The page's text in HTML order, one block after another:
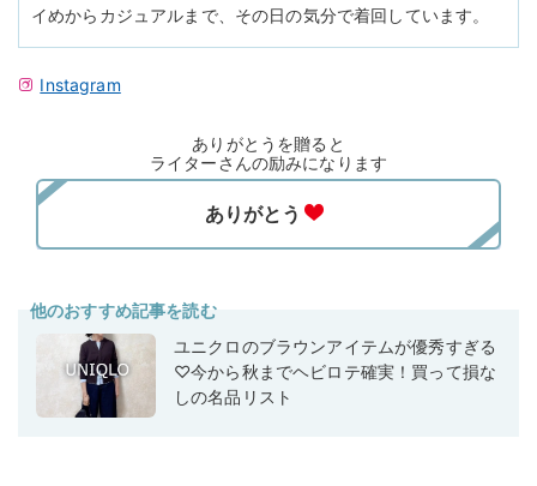
イめからカジュアルまで、その日の気分で着回しています。
Instagram
ありがとうを贈ると
ライターさんの励みになります
他のおすすめ記事を読む
ユニクロのブラウンアイテムが優秀すぎる
♡今から秋までヘビロテ確実！買って損な
しの名品リスト